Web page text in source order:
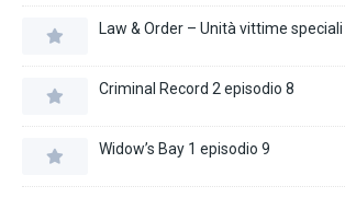
Law & Order – Unità vittime
Criminal Record 2 episodio 8
Widow’s Bay 1 episodio 9